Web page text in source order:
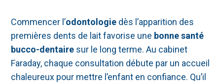
Commencer l’odontologie dès l’apparition des
premières dents de lait favorise une bonne santé
bucco-dentaire sur le long terme. Au cabinet
Faraday, chaque consultation débute par un accueil
chaleureux pour mettre l’enfant en confiance. Qu’il